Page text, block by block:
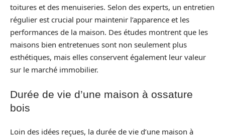
toitures et des menuiseries. Selon des experts, un entretien
régulier est crucial pour maintenir l’apparence et les
performances de la maison. Des études montrent que les
maisons bien entretenues sont non seulement plus
esthétiques, mais elles conservent également leur valeur
sur le marché immobilier.
Durée de vie d’une maison à ossature
bois
Loin des idées reçues, la durée de vie d’une maison à